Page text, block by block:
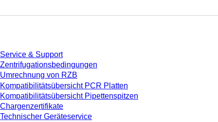
Service & Support
Zentrifugationsbedingungen
Umrechnung von RZB
Kompatibilitätsübersicht PCR Platten
Kompatibilitätsübersicht Pipettenspitzen
Chargenzertifikate
Technischer Geräteservice